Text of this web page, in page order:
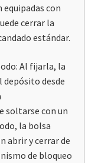
con
cerrar la
estándar.
Al fijarla, la
depósito desde
soltarse con un
la bolsa
abrir y cerrar de
de bloqueo